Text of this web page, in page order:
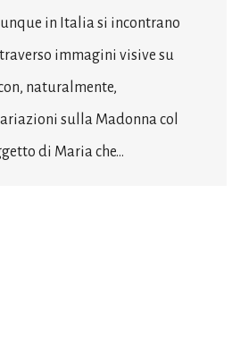
in Italia si incontrano
immagini visive su
naturalmente,
sulla Madonna col
di Maria che…